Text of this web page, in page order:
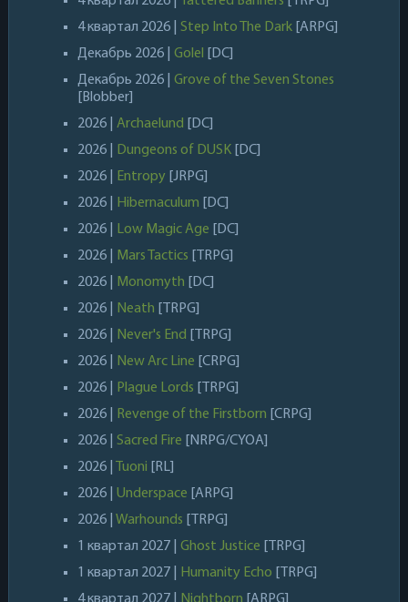
4 квартал 2026 | Step Into The Dark [ARPG]
Декабрь 2026 | Golel
[DC]
Декабрь 2026 | Grove of the Seven Stones
[Blobber]
2026 | Archaelund
[DC]
2026 |
Dungeons of DUSK
[DC]
2026 |
Entropy [JRPG]
2026 |
Hibernaculum
[DC]
2026 |
Low Magic Age
[DC]
2026 |
Mars Tactics
[TRPG]
2026 |
Monomyth
[DC]
2026 |
Neath
[TRPG]
2026 |
Never's End
[TRPG]
2026 |
New Arc Line [CRPG]
2026 |
Plague Lords
[TRPG]
2026 |
Revenge of the Firstborn [CRPG]
2026 | Sacred Fire
[NRPG/CYOA]
2026 |
Tuoni
[RL]
2026 | Underspace [ARPG]
2026 | Warhounds
[TRPG]
1 квартал 2027 | Ghost Justice
[TRPG]
1 квартал 2027 |
Humanity Echo
[TRPG]
4 квартал 2027 |
Nightborn [ARPG]